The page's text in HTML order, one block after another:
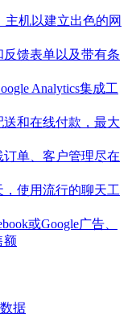
机以建立出色的网
馈表单以及带有条
Analytics集成工
和在线付款，最大
单、客户管理尽在
使用流行的聊天工
或Google广告、
额
据